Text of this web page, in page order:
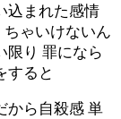
込まれた感情
ゃいけないん
限り 罪になら
すると
から自殺感 単